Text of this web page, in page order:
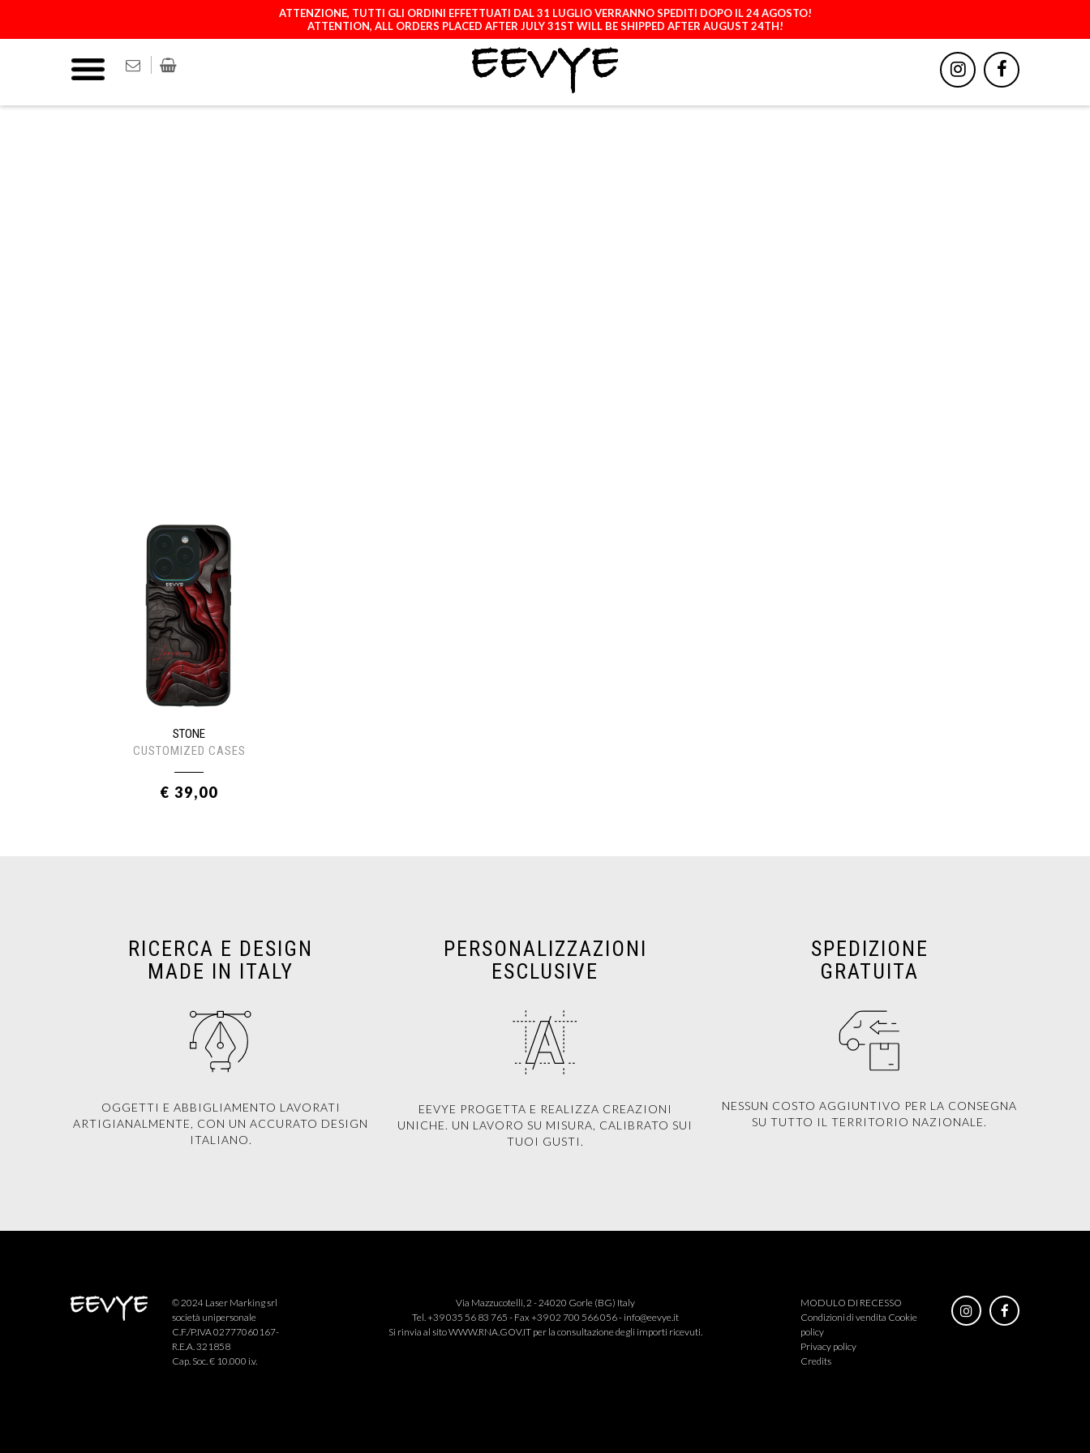
ATTENZIONE, TUTTI GLI ORDINI EFFETTUATI DAL 31 LUGLIO VERRANNO SPEDITI DOPO IL 24 AGOSTO!
ATTENTION, ALL ORDERS PLACED AFTER JULY 31ST WILL BE SHIPPED AFTER AUGUST 24TH!
LICENCES ACCESSORI
STONE
CUSTOMIZED CASES
€ 39,00
RICERCA E DESIGN
MADE IN ITALY
OGGETTI E ABBIGLIAMENTO LAVORATI
ARTIGIANALMENTE, CON UN ACCURATO DESIGN
ITALIANO.
PERSONALIZZAZIONI
ESCLUSIVE
EEVYE PROGETTA E REALIZZA CREAZIONI
UNICHE. UN LAVORO SU MISURA, CALIBRATO SUI
TUOI GUSTI.
SPEDIZIONE
GRATUITA
NESSUN COSTO AGGIUNTIVO PER LA CONSEGNA
SU TUTTO IL TERRITORIO NAZIONALE.
© 2024 Laser Marking srl
società unipersonale
C.F./P.IVA 02777060167-
R.E.A. 321858
Cap. Soc. € 10.000 i.v.
Via Mazzucotelli, 2 - 24020 Gorle (BG) Italy
Tel. +39 035 56 83 765 - Fax +39 02 700 566 056 - info@eevye.it
Si rinvia al sitoWWW.RNA.GOV.ITper la consultazione degli importi ricevuti.
MODULO DI RECESSO
Condizioni di vendita Cookie
policy
Privacy policy
Credits